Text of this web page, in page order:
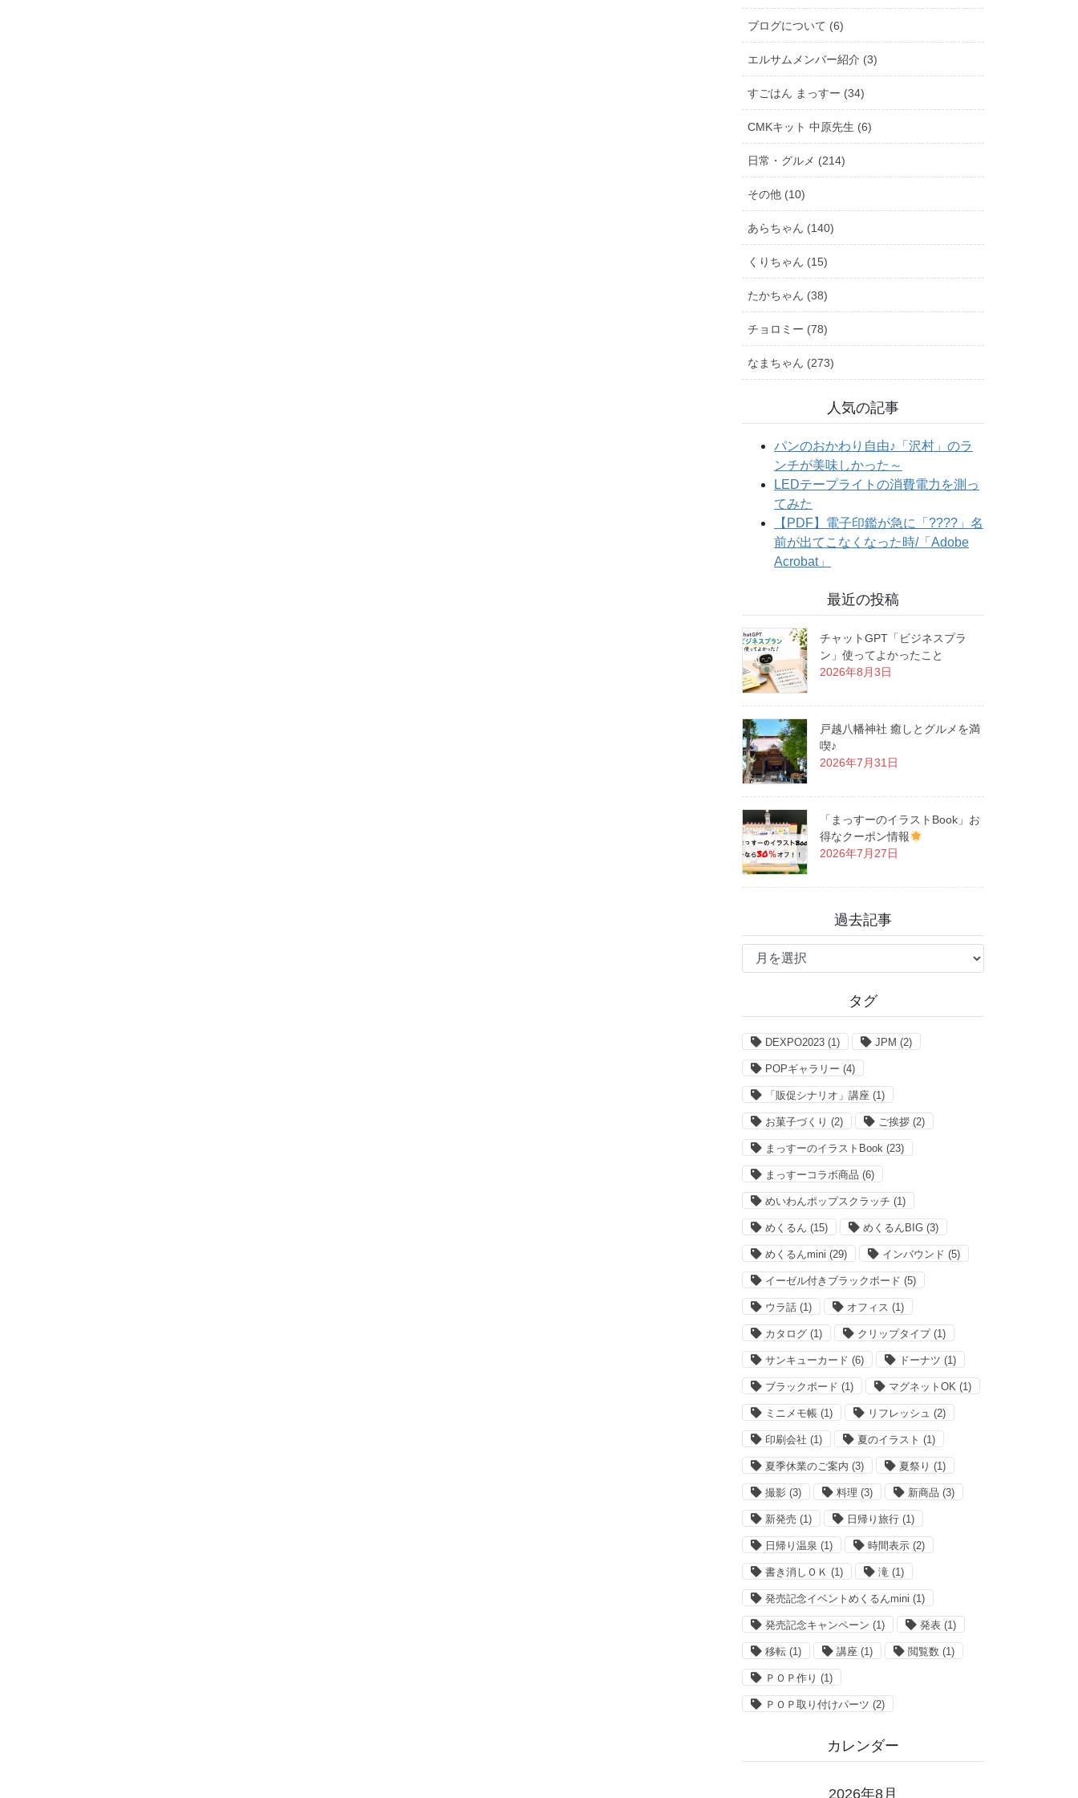
ブログについて (6)
エルサムメンバー紹介 (3)
すごはん まっすー (34)
CMKキット 中原先生 (6)
日常・グルメ (214)
その他 (10)
あらちゃん (140)
くりちゃん (15)
たかちゃん (38)
チョロミー (78)
なまちゃん (273)
人気の記事
最近の投稿
チャットGPT「ビジネスプラ
ン」使ってよかったこと
2026年8月3日
戸越八幡神社 癒しとグルメを満
喫♪
2026年7月31日
「まっすーのイラストBook」お
得なクーポン情報
2026年7月27日
過去記事
過
タグ
DEXPO2023 (1) JPM (2)
POPギャラリー (4)
「販促シナリオ」講座 (1)
お菓子づくり (2) ご挨拶 (2)
まっすーのイラストBook (23)
まっすーコラボ商品 (6)
めいわんポップスクラッチ (1)
めくるん (15) めくるんBIG (3)
めくるんmini (29) インバウンド (5)
イーゼル付きブラックボード (5)
ウラ話 (1) オフィス (1)
カタログ (1) クリップタイプ(1)
サンキューカード (6) ドーナツ (1)
ブラックボード (1) マグネットOK (1)
ミニメモ帳 (1) リフレッシュ (2)
印刷会社 (1) 夏のイラスト (1)
夏季休業のご案内 (3) 夏祭り (1)
撮影 (3) 料理 (3) 新商品 (3)
新発売 (1) 日帰り旅行 (1)
日帰り温泉 (1) 時間表示 (2)
書き消しＯＫ (1) 滝 (1)
発売記念イベントめくるんmini (1)
発売記念キャンペーン (1) 発表 (1)
移転 (1) 講座 (1) 閲覧数 (1)
ＰＯＰ作り (1)
ＰＯＰ取り付けパーツ (2)
カレンダー
2026年8月